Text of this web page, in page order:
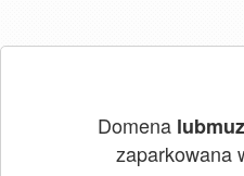
Domena
zaparkowana